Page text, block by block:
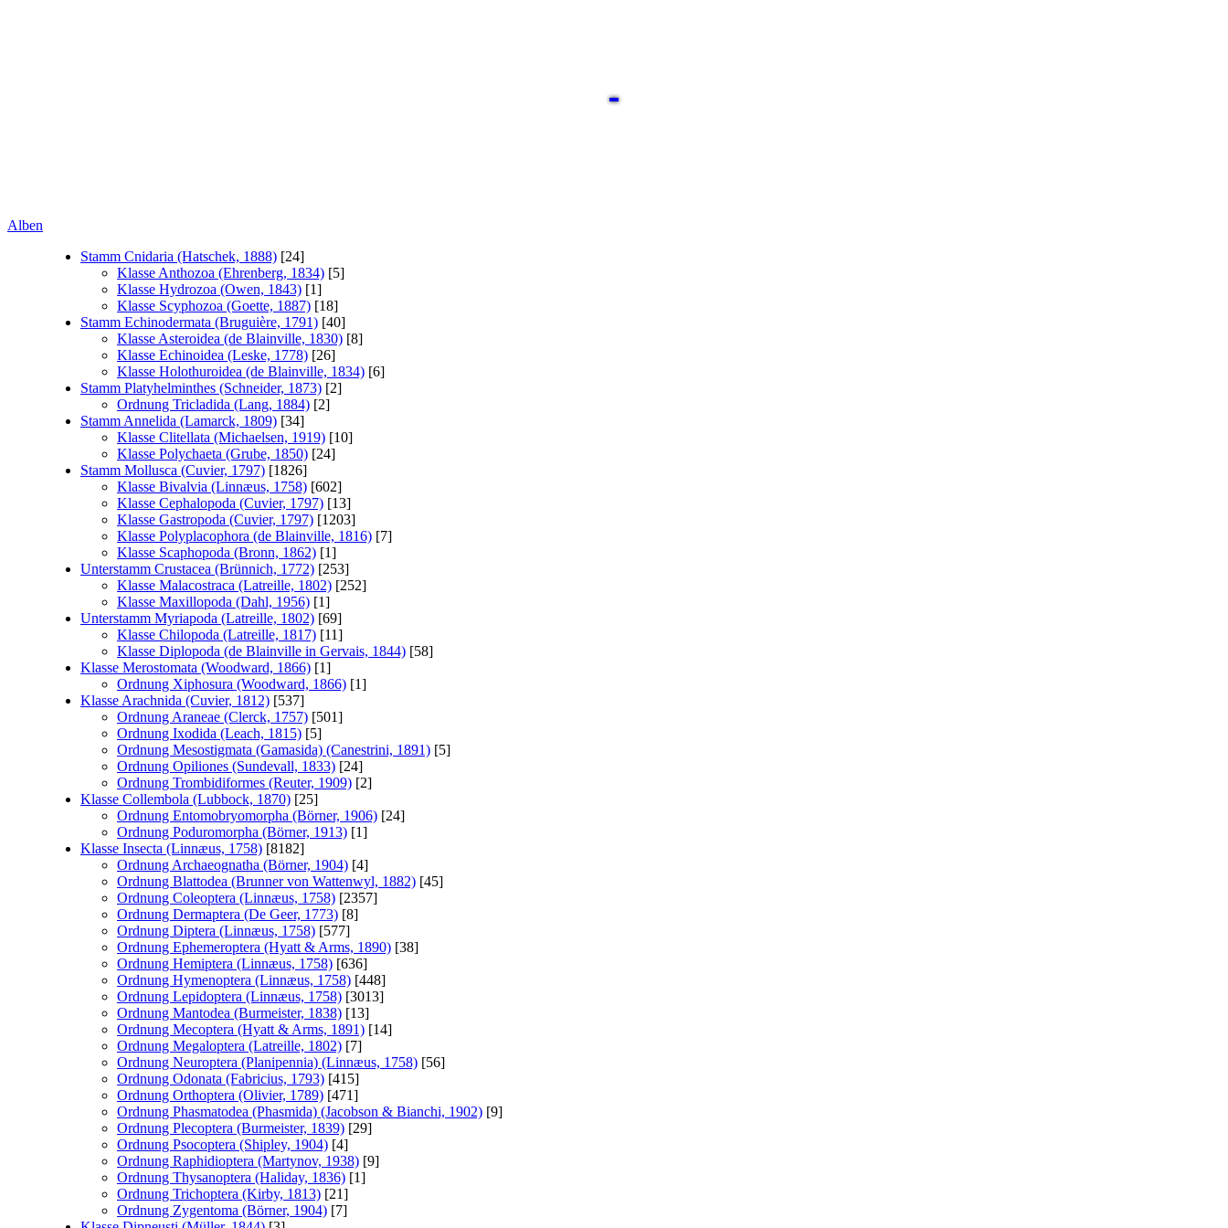
Alben
Stamm Cnidaria (Hatschek, 1888) [24]
Klasse Anthozoa (Ehrenberg, 1834) [5]
Klasse Hydrozoa (Owen, 1843) [1]
Klasse Scyphozoa (Goette, 1887) [18]
Stamm Echinodermata (Bruguière, 1791) [40]
Klasse Asteroidea (de Blainville, 1830) [8]
Klasse Echinoidea (Leske, 1778) [26]
Klasse Holothuroidea (de Blainville, 1834) [6]
Stamm Platyhelminthes (Schneider, 1873) [2]
Ordnung Tricladida (Lang, 1884) [2]
Stamm Annelida (Lamarck, 1809) [34]
Klasse Clitellata (Michaelsen, 1919) [10]
Klasse Polychaeta (Grube, 1850) [24]
Stamm Mollusca (Cuvier, 1797) [1826]
Klasse Bivalvia (Linnæus, 1758) [602]
Klasse Cephalopoda (Cuvier, 1797) [13]
Klasse Gastropoda (Cuvier, 1797) [1203]
Klasse Polyplacophora (de Blainville, 1816) [7]
Klasse Scaphopoda (Bronn, 1862) [1]
Unterstamm Crustacea (Brünnich, 1772) [253]
Klasse Malacostraca (Latreille, 1802) [252]
Klasse Maxillopoda (Dahl, 1956) [1]
Unterstamm Myriapoda (Latreille, 1802) [69]
Klasse Chilopoda (Latreille, 1817) [11]
Klasse Diplopoda (de Blainville in Gervais, 1844) [58]
Klasse Merostomata (Woodward, 1866) [1]
Ordnung Xiphosura (Woodward, 1866) [1]
Klasse Arachnida (Cuvier, 1812) [537]
Ordnung Araneae (Clerck, 1757) [501]
Ordnung Ixodida (Leach, 1815) [5]
Ordnung Mesostigmata (Gamasida) (Canestrini, 1891) [5]
Ordnung Opiliones (Sundevall, 1833) [24]
Ordnung Trombidiformes (Reuter, 1909) [2]
Klasse Collembola (Lubbock, 1870) [25]
Ordnung Entomobryomorpha (Börner, 1906) [24]
Ordnung Poduromorpha (Börner, 1913) [1]
Klasse Insecta (Linnæus, 1758) [8182]
Ordnung Archaeognatha (Börner, 1904) [4]
Ordnung Blattodea (Brunner von Wattenwyl, 1882) [45]
Ordnung Coleoptera (Linnæus, 1758) [2357]
Ordnung Dermaptera (De Geer, 1773) [8]
Ordnung Diptera (Linnæus, 1758) [577]
Ordnung Ephemeroptera (Hyatt & Arms, 1890) [38]
Ordnung Hemiptera (Linnæus, 1758) [636]
Ordnung Hymenoptera (Linnæus, 1758) [448]
Ordnung Lepidoptera (Linnæus, 1758) [3013]
Ordnung Mantodea (Burmeister, 1838) [13]
Ordnung Mecoptera (Hyatt & Arms, 1891) [14]
Ordnung Megaloptera (Latreille, 1802) [7]
Ordnung Neuroptera (Planipennia) (Linnæus, 1758) [56]
Ordnung Odonata (Fabricius, 1793) [415]
Ordnung Orthoptera (Olivier, 1789) [471]
Ordnung Phasmatodea (Phasmida) (Jacobson & Bianchi, 1902) [9]
Ordnung Plecoptera (Burmeister, 1839) [29]
Ordnung Psocoptera (Shipley, 1904) [4]
Ordnung Raphidioptera (Martynov, 1938) [9]
Ordnung Thysanoptera (Haliday, 1836) [1]
Ordnung Trichoptera (Kirby, 1813) [21]
Ordnung Zygentoma (Börner, 1904) [7]